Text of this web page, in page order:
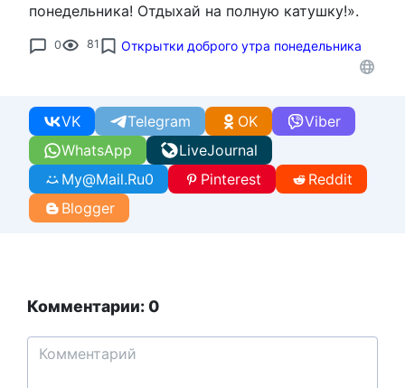
понедельника! Отдыхай на полную катушку!».
0 81 Открытки доброго утра понедельника
WhatsApp
VK Telegram Viber
OK
LiveJournal
My@Mail.Ru0 Pinterest
Reddit
Blogger
Комментарии: 0